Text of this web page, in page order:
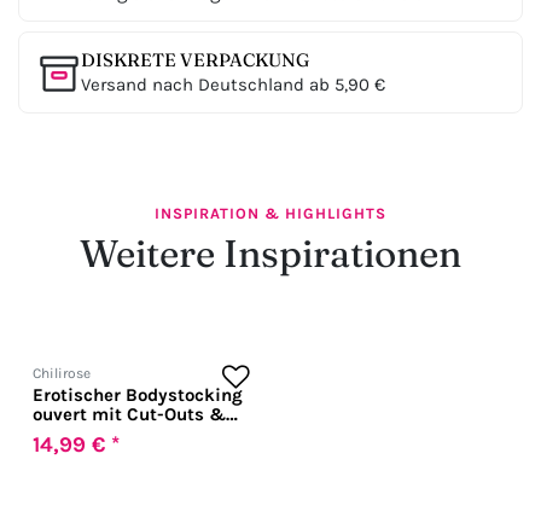
DISKRETE VERPACKUNG
Versand nach Deutschland ab 5,90 €
INSPIRATION & HIGHLIGHTS
Weitere Inspirationen
Chilirose
Erotischer Bodystocking
ouvert mit Cut-Outs &
floralem Muster in
schwarz
14,99 € *